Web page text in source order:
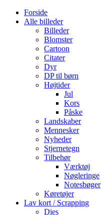
Forside
Alle billeder
Billeder
Blomster
Cartoon
Citater
Dyr
DP til børn
Højtider
Jul
Kors
Påske
Landskaber
Mennesker
Nyheder
Stjernetegn
Tilbehør
Værktøj
Nøgleringe
Notesbøger
Køretøjer
Lav kort / Scrapping
Dies